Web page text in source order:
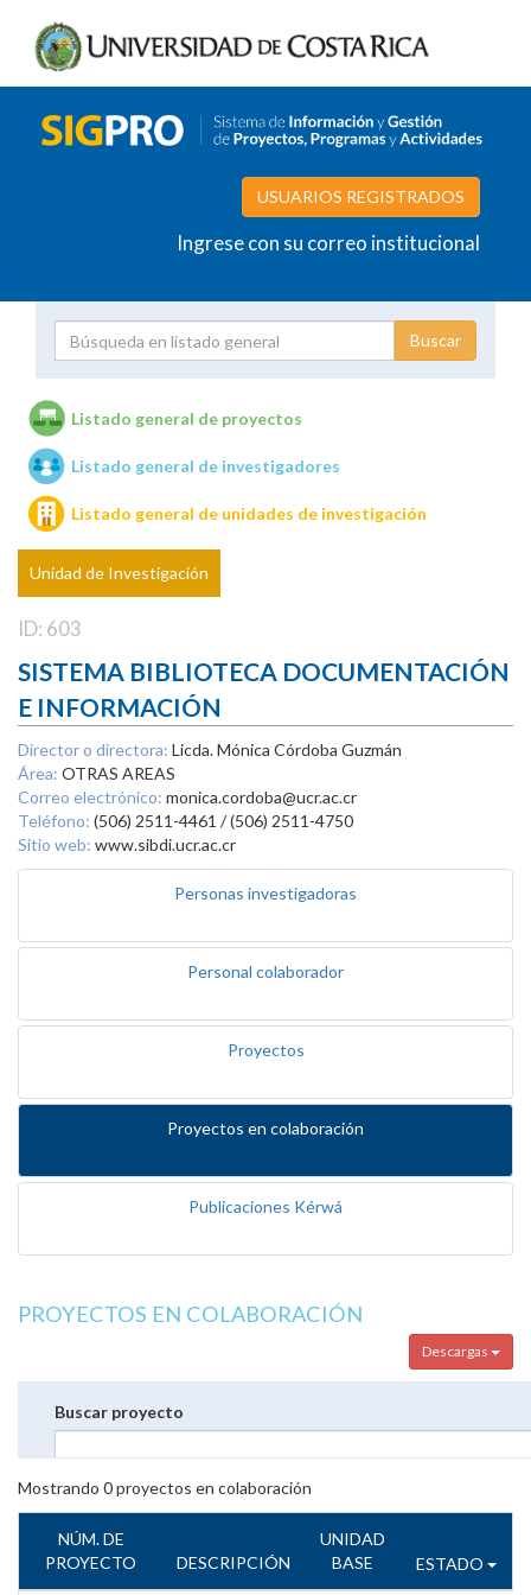
USUARIOS REGISTRADOS
Ingrese con su correo institucional
Unidades de investigación
Listado general de proyectos
Listado general de investigadores
Listado general de unidades de investigación
Unidad de Investigación
ID: 603
SISTEMA BIBLIOTECA DOCUMENTACIÓN
E INFORMACIÓN
Director o directora: Licda. Mónica Córdoba Guzmán
Área: OTRAS AREAS
Correo electrónico: monica.cordoba@ucr.ac.cr
Teléfono: (506) 2511-4461 / (506) 2511-4750
Sitio web: www.sibdi.ucr.ac.cr
Personas investigadoras
Personal colaborador
Proyectos
Proyectos en colaboración
Publicaciones Kérwá
PROYECTOS EN COLABORACIÓN
Descargas
Buscar proyecto
Mostrando 0proyectos en colaboración
NÚM. DE
PROYECTO
DESCRIPCIÓN
UNIDAD
BASE
ESTADO